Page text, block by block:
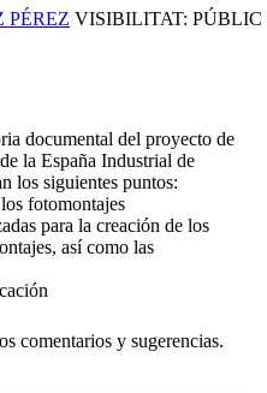
PÉREZ VISIBILITAT: PÚBLIC
documental del proyecto de
la España Industrial de
los siguientes puntos:
fotomontajes
para la creación de los
así como las
comentarios y sugerencias.